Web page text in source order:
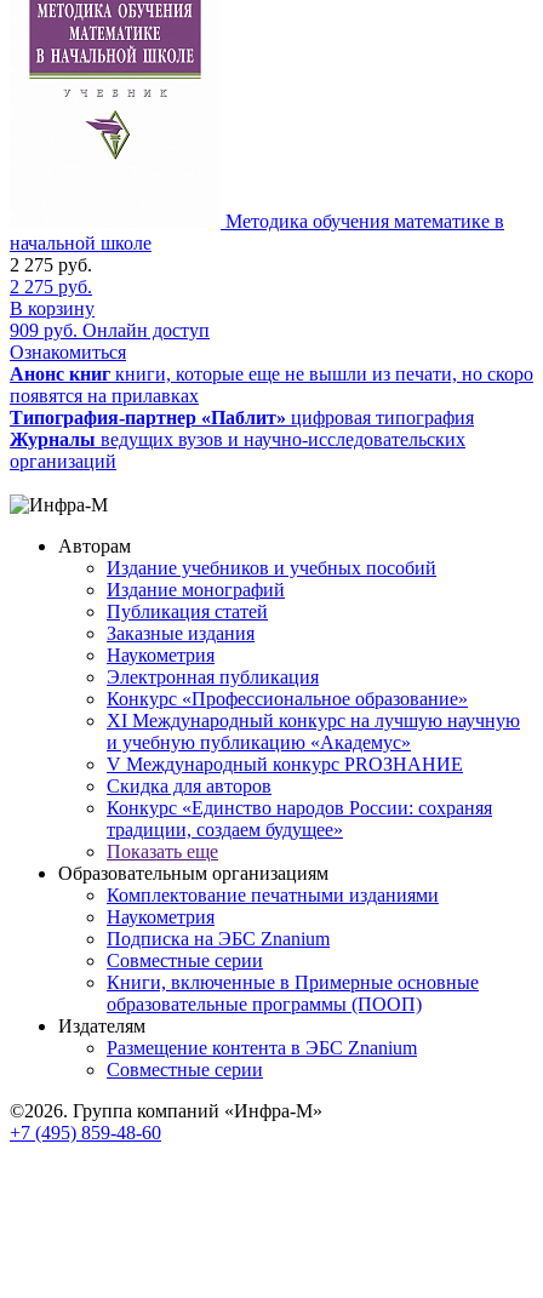
Методика обучения математике в
начальной школе
2 275 руб.
2 275 руб.
В корзину
909 руб. Онлайн доступ
Ознакомиться
Анонс книг книги, которые еще не вышли из печати, но скоро
появятся на прилавках
Типография-партнер «Паблит» цифровая типография
Журналы ведущих вузов и научно-исследовательских
организаций
Авторам
Издание учебников и учебных пособий
Издание монографий
Публикация статей
Заказные издания
Наукометрия
Электронная публикация
Конкурс «Профессиональное образование»
XI Международный конкурс на лучшую научную
и учебную публикацию «Академус»
V Международный конкурс PROЗНАНИЕ
Скидка для авторов
Конкурс «Единство народов России: сохраняя
традиции, создаем будущее»
Показать еще
Образовательным организациям
Комплектование печатными изданиями
Наукометрия
Подписка на ЭБС Znanium
Совместные серии
Книги, включенные в Примерные основные
образовательные программы (ПООП)
Издателям
Размещение контента в ЭБС Znanium
Совместные серии
©2026. Группа компаний «Инфра-М»
+7 (495) 859-48-60